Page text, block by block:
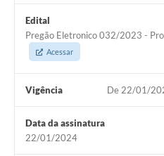
Edital
Pregão Eletronico 032/2023 -
Acessar
Vigência De 22/01/
Data da assinatura
22/01/2024